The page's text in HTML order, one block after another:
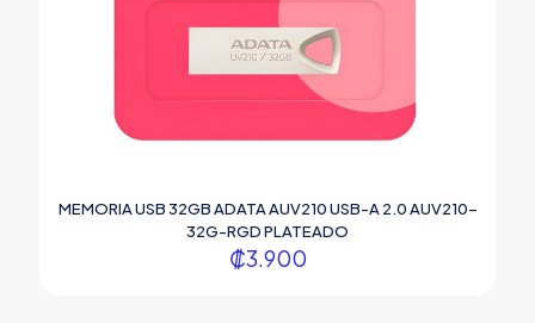
MEMORIA USB 32GB ADATA AUV210 USB-A 2.0 AUV210-
32G-RGD PLATEADO
₡3.900